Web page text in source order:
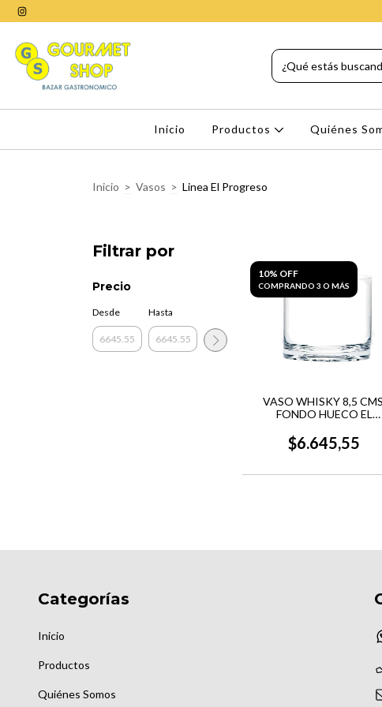
Inicio Productos Quiénes
Inicio > Vasos > Linea El Progreso
Filtrar por
Precio
Desde Hasta
10% OFF
COMPRANDO 3 O MÁS
VASO WHISKY 8,5
FONDO HUECO EL
$6.645,55
Categorías
Inicio
Productos
Quiénes Somos